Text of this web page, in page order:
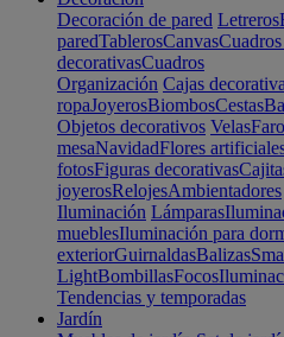
Decoración de pared Letreros
paredTablerosCanvas
decorativasCuadros
Organización Cajas
ropaJoyerosBiombosCestas
Objetos decorativos Velas
mesaNavidadFlores
fotosFiguras decorativas
joyerosRelojesAmbientadores
Iluminación Lámparas
mueblesIluminación para
exteriorGuirnaldasBalizas
LightBombillasFocos
Tendencias y temporadas
Jardín